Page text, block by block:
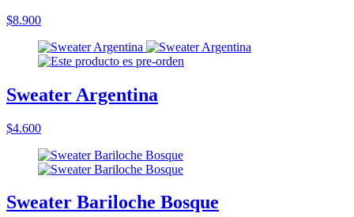
$8.900
Sweater Argentina
$4.600
Sweater Bariloche Bosque